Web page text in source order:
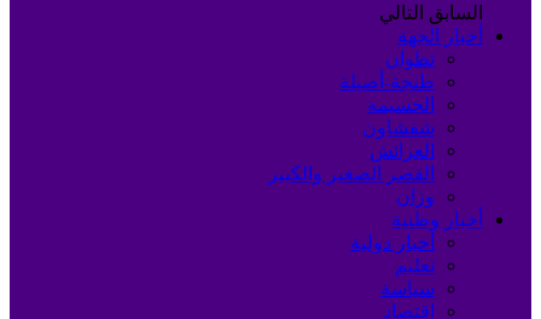
السابق التالي
أخبار الجهة
تطوان
طنجة-أصيلة
الحسيمة
شفشاون
العرائش
القصر الصغير والكبير
وزان
أخبار وطنية
أخبار دولية
تعليم
سياسة
اقتصاد